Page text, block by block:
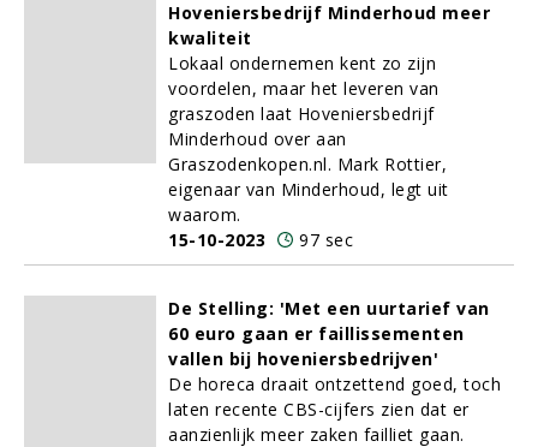
Hoveniersbedrijf Minderhoud meer
kwaliteit
Lokaal ondernemen kent zo zijn
voordelen, maar het leveren van
graszoden laat Hoveniersbedrijf
Minderhoud over aan
Graszodenkopen.nl. Mark Rottier,
eigenaar van Minderhoud, legt uit
waarom.
15-10-2023
97 sec
De Stelling: 'Met een uurtarief van
60 euro gaan er faillissementen
vallen bij hoveniersbedrijven'
De horeca draait ontzettend goed, toch
laten recente CBS-cijfers zien dat er
aanzienlijk meer zaken failliet gaan.